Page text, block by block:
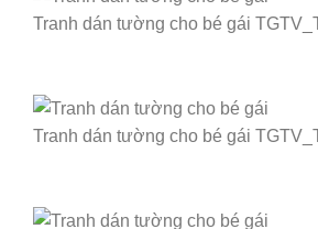
Tranh dán tường cho bé gái
Tranh dán tường cho bé gái